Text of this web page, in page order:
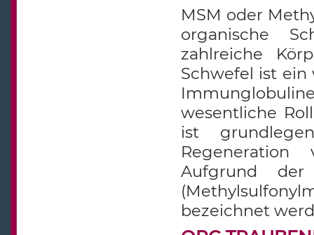
MSM oder
organische
zahlreiche
Schwefel ist
wesentliche
ist
Regeneration
Aufgrund
bezeichnet